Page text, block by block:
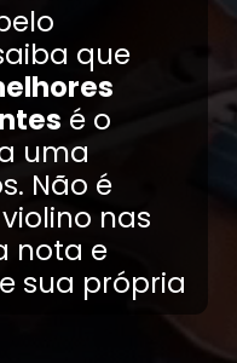
que
é o
uma
Não é
nas
nota e
sua própria